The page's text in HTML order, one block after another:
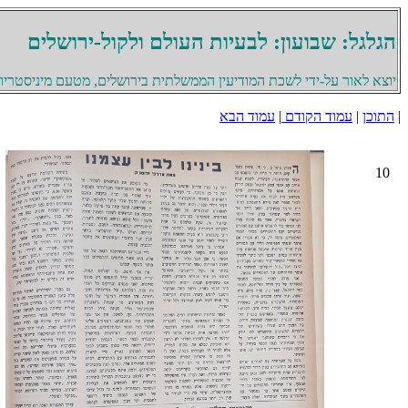
הגלגל: שבועון: לבעיות העולם ולקול-ירושלים
יוצא לאור על-ידי לשכת המודיעין הממשלתית בירושלים, מטעם
| התוכן | עמוד הקודם | עמוד הבא
10